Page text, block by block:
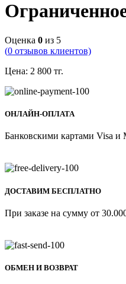
Оценка 0 из 5
(0 отзывов клиентов)
Цена: 2 800 тг.
ОНЛАЙН-ОПЛАТА
Банковскими картами Visa и
ДОСТАВИМ БЕСПЛАТНО
При заказе на сумму от
ОБМЕН И ВОЗВРАТ